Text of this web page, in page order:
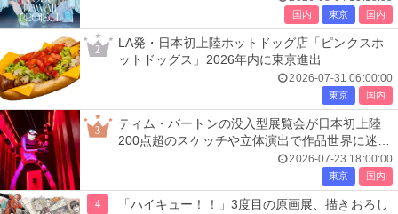
国内 東京 国内
2
LA発・日本初上陸ホットドッグ店「ピンクスホ
ットドッグス」2026年内に東京進出
2026-07-31 06:00:00
東京 国内
3
ティム・バートンの没入型展覧会が日本初上陸
200点超のスケッチや立体演出で作品世界に迷い
2026-07-23 18:00:00
東京 国内
4
「ハイキュー！！」3度目の原画展、描きおろし